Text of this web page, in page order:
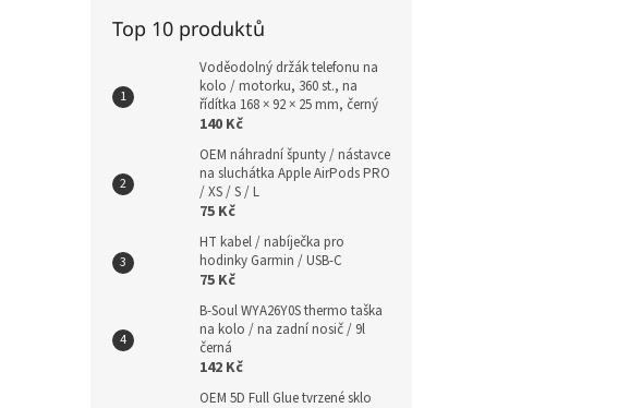
Top 10 produktů
Voděodolný držák telefonu na
kolo / motorku, 360 st., na
řídítka 168 × 92 × 25 mm, černý
140 Kč
OEM náhradní špunty / nástavce
na sluchátka Apple AirPods PRO
/ XS / S / L
75 Kč
HT kabel / nabíječka pro
hodinky Garmin / USB-C
75 Kč
B-Soul WYA26Y0S thermo taška
na kolo / na zadní nosič / 9l
černá
142 Kč
OEM 5D Full Glue tvrzené sklo